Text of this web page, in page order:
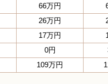
66万円
26万円
17万円
0円
109万円